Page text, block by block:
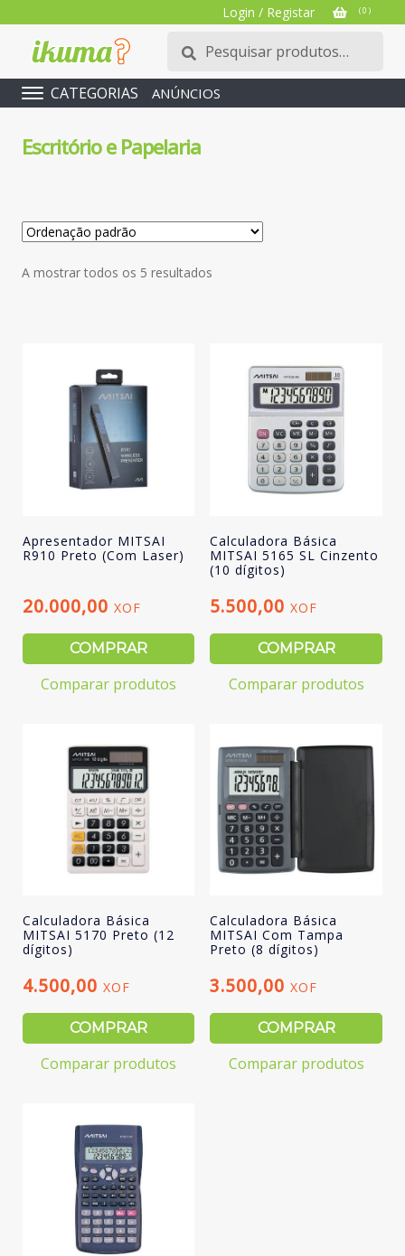
Login / Registar ( 0 )
Pesquisar
por:
Pesquisa
CATEGORIAS ANÚNCIOS
A mostrar todos os 5 resultados
Apresentador MITSAI
R910 Preto (Com Laser)
20.000,00 XOF
COMPRAR
Comparar produtos
Calculadora Básica
MITSAI 5165 SL Cinzento
(10 dígitos)
5.500,00XOF
COMPRAR
Comparar produtos
Calculadora Básica
MITSAI 5170 Preto (12
dígitos)
4.500,00 XOF
COMPRAR
Comparar produtos
Calculadora Básica
MITSAI Com Tampa
Preto (8 dígitos)
3.500,00XOF
COMPRAR
Comparar produtos
Escritório e Papelaria